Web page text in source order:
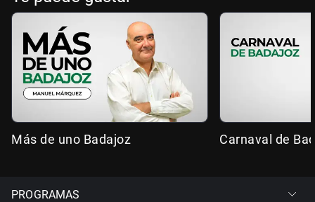
Más de uno Badajoz Carnaval de
PROGRAMAS